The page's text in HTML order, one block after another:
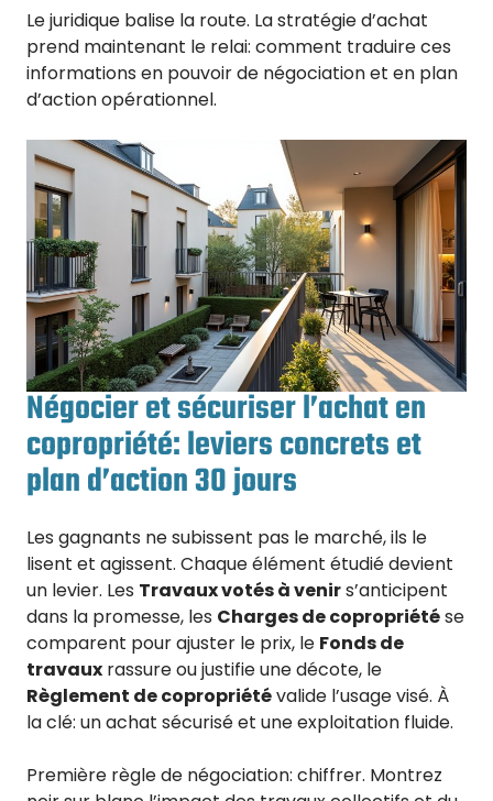
Le juridique balise la route. La stratégie d’achat
prend maintenant le relai: comment traduire ces
informations en pouvoir de négociation et en plan
d’action opérationnel.
Négocier et sécuriser l’achat en
copropriété: leviers concrets et
plan d’action 30 jours
Les gagnants ne subissent pas le marché, ils le
lisent et agissent. Chaque élément étudié devient
un levier. Les Travaux votés à venirs’anticipent
dans la promesse, les Charges de copropriétése
comparent pour ajuster le prix, le Fonds de
travaux rassure ou justifie une décote, le
Règlement de copropriétévalide l’usage visé. À
la clé: un achat sécurisé et une exploitation fluide.
Première règle de négociation: chiffrer. Montrez